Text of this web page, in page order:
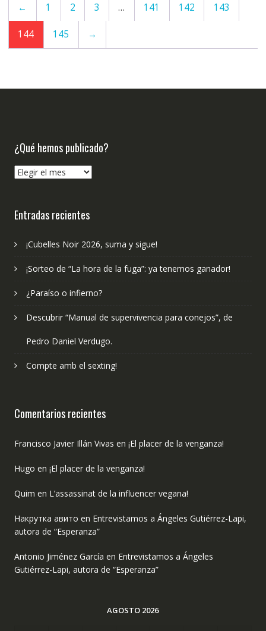
← 1 2 3 … 141 142 143
144 145 →
¿Qué hemos publicado?
¿Qué
Entradas recientes
¡Cubelles Noir 2026, suma y sigue!
¡Sorteo de “La hora de la fuga”: ya tenemos ganador!
¿Paraíso o infierno?
Descubrir “Manual de supervivencia para conejos”, de
Pedro Daniel Verdugo.
Compte amb el sexting!
Comentarios recientes
Francisco Javier Illán Vivas en ¡El placer de la venganza!
Hugo en ¡El placer de la venganza!
Quim en L’assassinat de la influencer vegana!
Накрутка авито en Entrevistamos a Ángeles Gutiérrez-Lapi,
autora de “Esperanza”
Antonio Jiménez García en Entrevistamos a Ángeles
Gutiérrez-Lapi, autora de “Esperanza”
AGOSTO 2026